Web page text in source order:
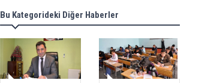
Bu Kategorideki Diğer Haberler